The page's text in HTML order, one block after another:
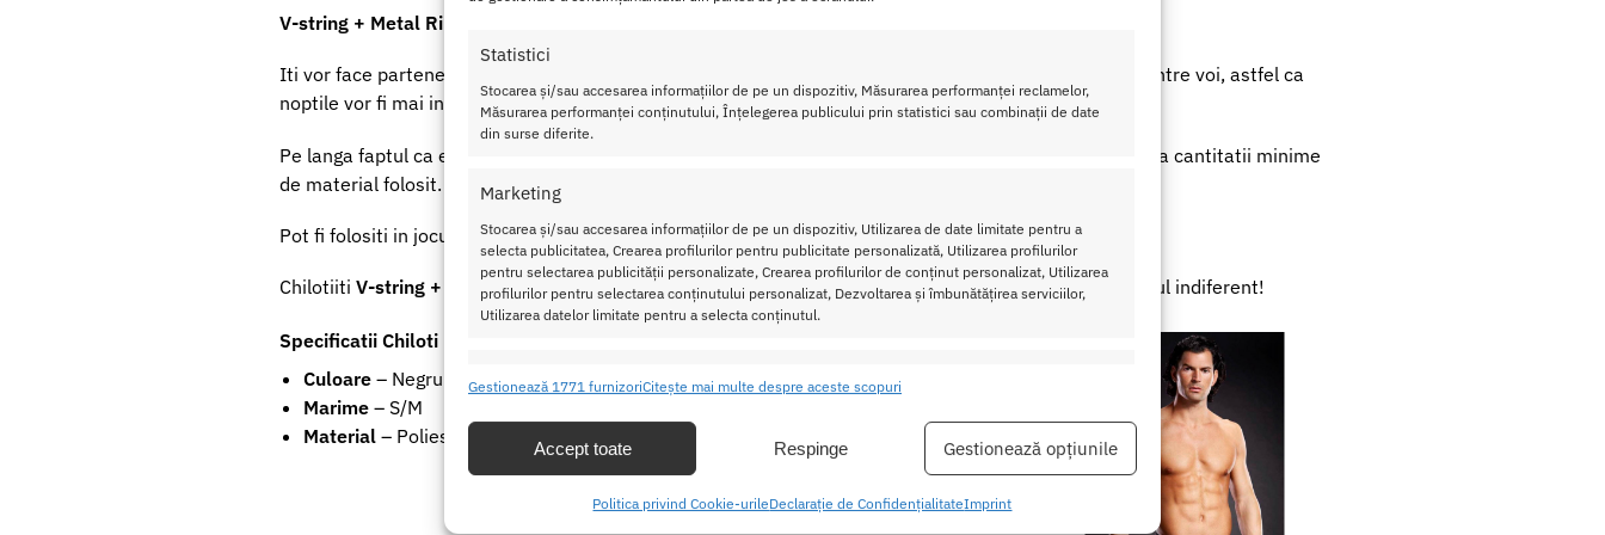
Statistici
Stocarea și/sau accesarea informațiilor de pe un dispozitiv, Măsurarea performanței reclamelor,
Măsurarea performanței conținutului, Înțelegerea publicului prin statistici sau combinații de date
din surse diferite.
Marketing
Stocarea și/sau accesarea informațiilor de pe un dispozitiv, Utilizarea de date limitate pentru a
selecta publicitatea, Crearea profilurilor pentru publicitate personalizată, Utilizarea profilurilor
pentru selectarea publicității personalizate, Crearea profilurilor de conținut personalizat, Utilizarea
profilurilor pentru selectarea conținutului personalizat, Dezvoltarea și îmbunătățirea serviciilor,
Utilizarea datelor limitate pentru a selecta conținutul.
dispozitive, Identificarea dispozitivelor pe baza informațiilor transmise automat.
baza informațiilor solicitate în mod activ.
Gestionează 1771 furnizoriCitește mai multe despre aceste scopuri
Accept toate Respinge Gestionează opțiunile
Politica privind Cookie-urileDeclarație de ConfidențialitateImprint
V-string + Metal Rings
Iti vor face partenera cel putin sa zambeasca daca nu chiar sa o incite, crescand tensiunea sexuala dintre voi, astfel ca
noptile vor fi mai intense si mai pasionale.
Pe langa faptul ca este foarte sexy, acest tip de lenjerie pentru barbati este foarte confortabila datorita cantitatii minime
de material folosit.
Pot fi folositi in jocurile erotice din dormitor sau pot de asemenea sa fie oferiti drept cadou.
Chilotiiti V-string + Metal Ringsvor garanta un maxim de putere de seductie si nu-ti vor lasa partenerul indiferent!
Specificatii Chiloti Barbati V-string + Metal Rings Bl. L/XL
Culoare– Negru
Marime– S/M
Material– Poliester